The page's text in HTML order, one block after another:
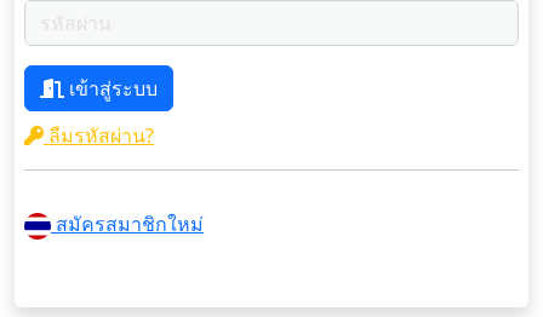
เข้าสู่ระบบ
ลืมรหัสผ่าน?
สมัครสมาชิกใหม่